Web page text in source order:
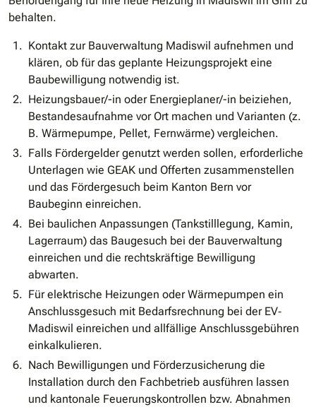
behalten.
Kontakt zur Bauverwaltung Madiswil aufnehmen und
klären, ob für das geplante Heizungsprojekt eine
Baubewilligung notwendig ist.
Heizungsbauer/-in oder Energieplaner/-in beiziehen,
Bestandesaufnahme vor Ort machen und Varianten (z.
B. Wärmepumpe, Pellet, Fernwärme) vergleichen.
Falls Fördergelder genutzt werden sollen, erforderliche
Unterlagen wie GEAK und Offerten zusammenstellen
und das Fördergesuch beim Kanton Bern vor
Baubeginn einreichen.
Bei baulichen Anpassungen (Tankstilllegung, Kamin,
Lagerraum) das Baugesuch bei der Bauverwaltung
einreichen und die rechtskräftige Bewilligung
abwarten.
Für elektrische Heizungen oder Wärmepumpen ein
Anschlussgesuch mit Bedarfsrechnung bei der EV‐
Madiswil einreichen und allfällige Anschlussgebühren
einkalkulieren.
Nach Bewilligungen und Förderzusicherung die
Installation durch den Fachbetrieb ausführen lassen
und kantonale Feuerungskontrollen bzw. Abnahmen